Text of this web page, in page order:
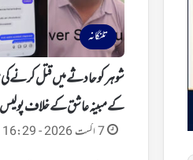
تلنگانہ
شوہر کو حادثے میں قتل کرنے
کے مبینہ عاشق کے خلاف
7 اگست 2026 - 16:29